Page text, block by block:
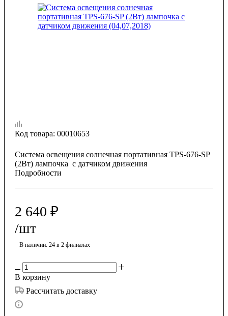
Код товара: 00010653
Система освещения солнечная портативная TPS-676-SP
(2Вт) лампочка с датчиком движения
Подробности
2 640 ₽
/шт
В наличии: 24 в 2 филиалах
В корзину
Рассчитать доставку